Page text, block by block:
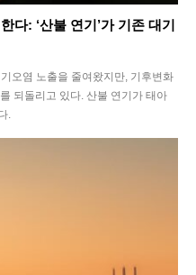
다: ‘산불 연기’가 기존 대기
오염 노출을 줄여왔지만, 기후변화
되돌리고 있다. 산불 연기가 태아
.